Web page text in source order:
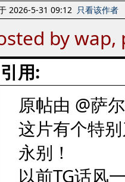
2026-5-31 09:12 只看该作者
by
引用:
原帖由 @萨
这片有个特
永别！
以前TG话风